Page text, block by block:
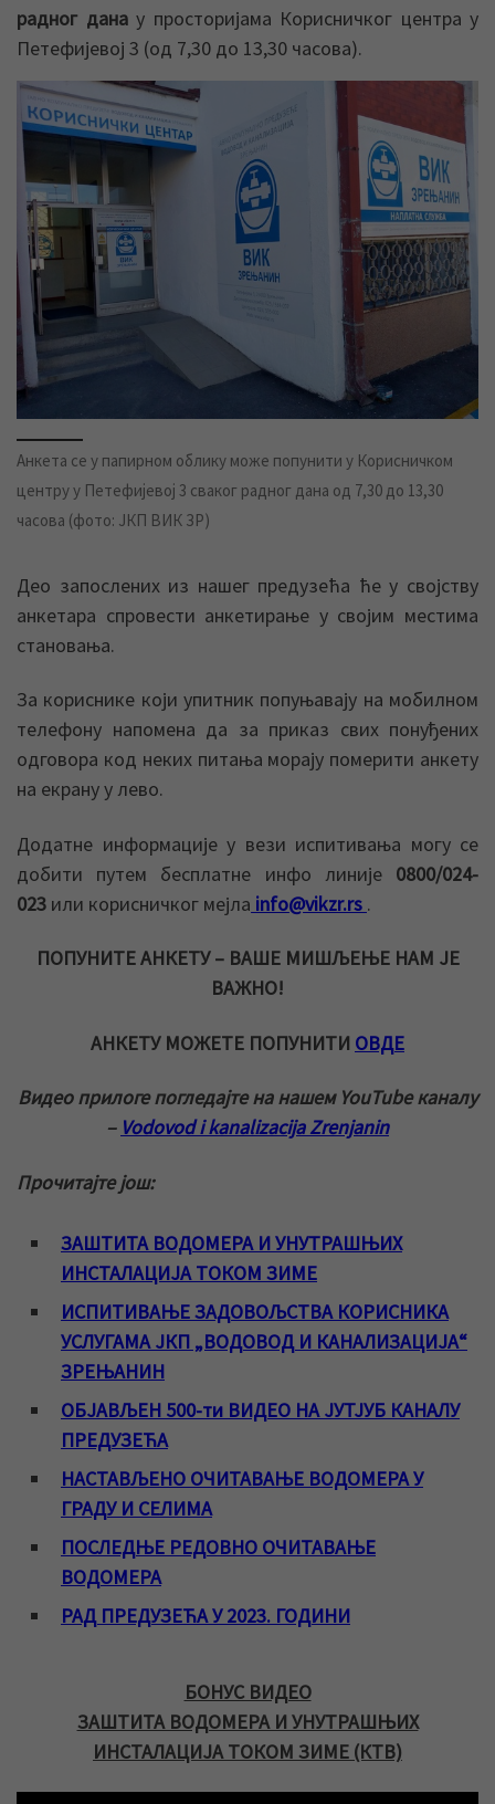
радног данау просторијама Корисничког центра у
Петефијевој 3 (од 7,30 до 13,30 часова).
Анкета се у папирном облику може попунити у Корисничком
центру у Петефијевој 3 сваког радног дана од 7,30 до 13,30
часова (фото: ЈКП ВИК ЗР)
Део запослених из нашег предузећа ће у својству
анкетара спровести анкетирање у својим местима
становања.
За кориснике који упитник попуњавају на мобилном
телефону напомена да за приказ свих понуђених
одговора код неких питања морају померити анкету
на екрану у лево.
Додатне информације у вези испитивања могу се
добити путем бесплатне инфо линије 0800/024-
023 или корисничког мејла info@vikzr.rs .
ПОПУНИТЕ АНКЕТУ – ВАШЕ МИШЉЕЊЕ НАМ ЈЕ
ВАЖНО!
АНКЕТУ МОЖЕТЕ ПОПУНИТИ ОВДЕ
Видео прилоге погледајте на нашем YouTube каналу
– Vodovod i kanalizacija Zrenjanin
Прочитајте још:
ЗАШТИТА ВОДОМЕРА И УНУТРАШЊИХ
ИНСТАЛАЦИЈА ТОКОМ ЗИМЕ
ИСПИТИВАЊЕ ЗАДОВОЉСТВА КОРИСНИКА
УСЛУГАМА ЈКП „ВОДОВОД И КАНАЛИЗАЦИЈА“
ЗРЕЊАНИН
ОБЈАВЉЕН 500-ти ВИДЕО НА ЈУТЈУБ КАНАЛУ
ПРЕДУЗЕЋА
НАСТАВЉЕНО ОЧИТАВАЊЕ ВОДОМЕРА У
ГРАДУ И СЕЛИМА
ПОСЛЕДЊЕ РЕДОВНО ОЧИТАВАЊЕ
ВОДОМЕРА
РАД ПРЕДУЗЕЋА У 2023. ГОДИНИ
БОНУС ВИДЕО
ЗАШТИТА ВОДОМЕРА И УНУТРАШЊИХ
ИНСТАЛАЦИЈА ТОКОМ ЗИМЕ (КТВ)